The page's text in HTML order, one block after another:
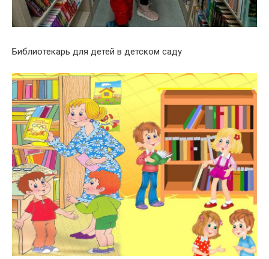
Библиотекарь для детей в детском саду